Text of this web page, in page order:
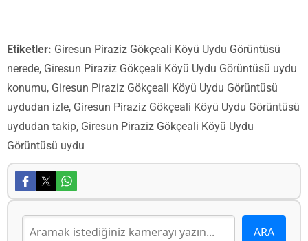
Etiketler: Giresun Piraziz Gökçeali Köyü Uydu Görüntüsü
nerede, Giresun Piraziz Gökçeali Köyü Uydu Görüntüsü uydu
konumu, Giresun Piraziz Gökçeali Köyü Uydu Görüntüsü
uydudan izle, Giresun Piraziz Gökçeali Köyü Uydu Görüntüsü
uydudan takip, Giresun Piraziz Gökçeali Köyü Uydu
Görüntüsü uydu